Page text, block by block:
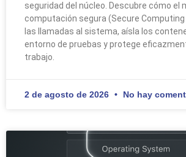
seguridad del núcleo. Descubre cómo el
computación segura (Secure
las llamadas al sistema, aísla los
entorno de pruebas y protege
trabajo.
2 de agosto de 2026 No hay